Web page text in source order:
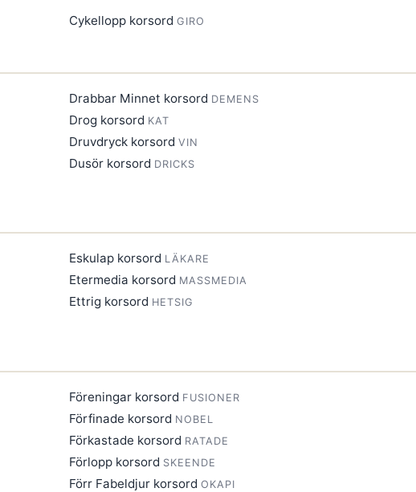
Cykellopp korsord GIRO
Drabbar Minnet korsord DEMENS
Drog korsord KAT
Druvdryck korsord VIN
Dusör korsord DRICKS
Eskulap korsord LÄKARE
Etermedia korsord MASSMEDIA
Ettrig korsord HETSIG
Föreningar korsord FUSIONER
Förfinade korsord NOBEL
Förkastade korsord RATADE
Förlopp korsord SKEENDE
Förr Fabeldjur korsord OKAPI